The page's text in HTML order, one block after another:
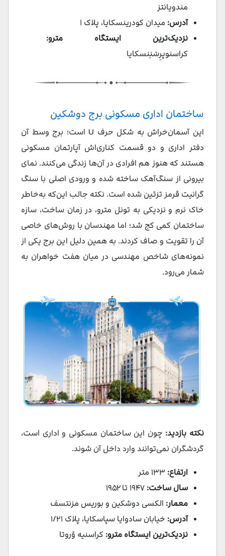
مندویانتز
آدرس: میدان کودرینسکایا، پلاک ۱
نزدیک‌ترین ایستگاه مترو:
کراسنوپرِسْنِنسکایا
ساختمان اداری مسکونی برج دوشکین
این آسمان‌خراش به شکل حرف U است؛ برج وسط آن
دفتر اداری و دو قسمت کناری‌اش آپارتمان مسکونی
هستند که هنوز هم افرادی در آن‌ها زندگی می‌کنند. نمای
بیرونی از سنگ‌آهک ساخته شده و ورودی اصلی با سنگ
گرانیت قرمز تزئین شده است. نکته‌ جالب این‌که به‌خاطر
خاک نرم و نزدیکی به تونل مترو، در زمان ساخت، سازه‌
ساختمان کمی کج شد؛ اما مهندسان با روش‌های خاصی
آن را تقویت و صاف کردند. به همین دلیل این برج یکی از
نمونه‌های شاخص مهندسی در میان هفت خواهران به
شمار می‌رود.
نکته بازدید: چون این ساختمان مسکونی و اداری است،
گردشگران نمی‌توانند وارد داخل آن شوند.
ارتفاع:
سال ساخت:
معمار: الکسی دوشکین و بوریس مزنتسف
آدرس: خیابان سادوایا سپاسکایا، پلاک ۱/۲۱
نزدیک‌ترین ایستگاه مترو: کراسنیه وُروتا